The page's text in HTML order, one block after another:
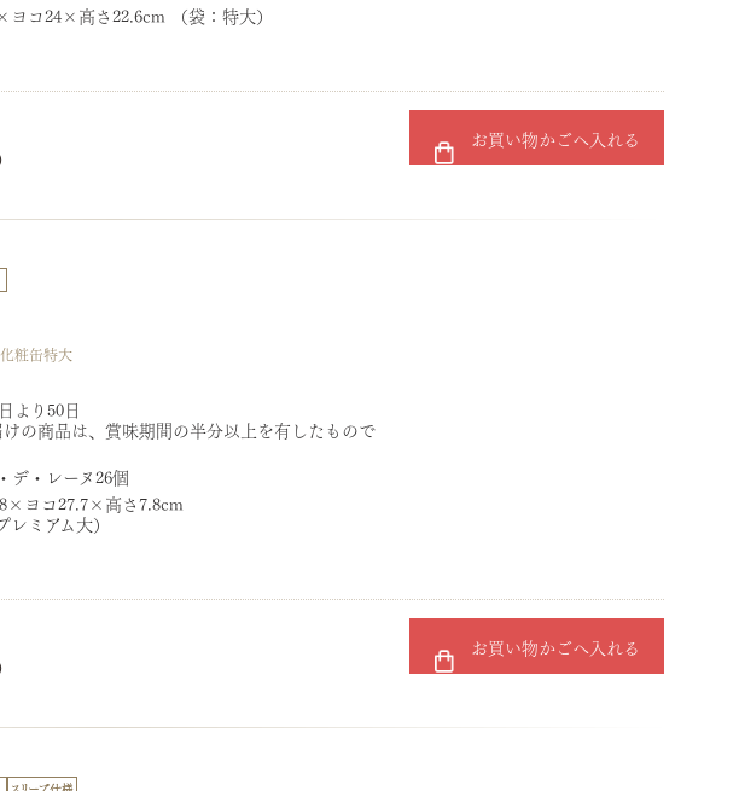
ヨコ24×高さ22.6cm （袋：特大）
お買い物かごへ入れる
粧缶特大
より50日
の商品は、賞味期間の半分以上を有したもので
デ・レーヌ26個
ヨコ27.7×高さ7.8cm
レミアム大）
お買い物かごへ入れる